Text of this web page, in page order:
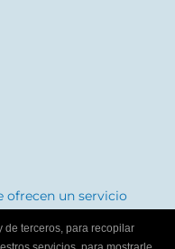
ofrecen un servicio
de terceros, para recopilar